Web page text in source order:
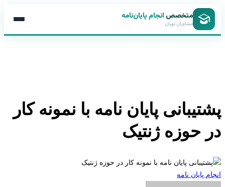
متخصصانجام پایان‌نامه
مشاوران تهران
پایان نامه با نمونه کار
حوزه ژنتیک
پایان نامه